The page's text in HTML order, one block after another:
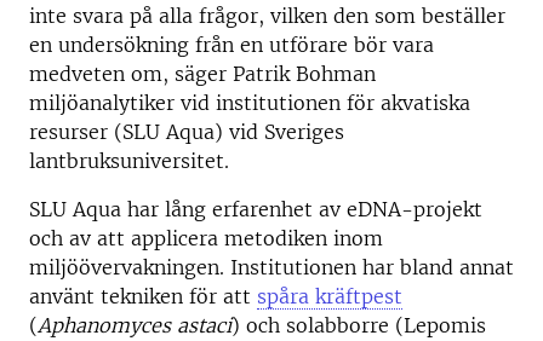
inte svara på alla frågor, vilken den som beställer
en undersökning från en utförare bör vara
medveten om, säger Patrik Bohman
miljöanalytiker vid institutionen för akvatiska
resurser (SLU Aqua) vid Sveriges
lantbruksuniversitet.
SLU Aqua har lång erfarenhet av eDNA-projekt
och av att applicera metodiken inom
miljöövervakningen. Institutionen har bland annat
använt tekniken för att spåra kräftpest
(Aphanomyces astaci) och solabborre (Lepomis